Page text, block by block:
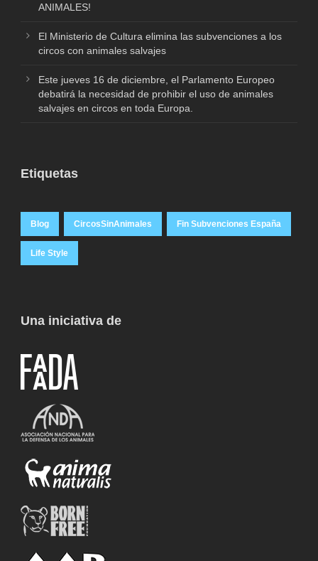
ANIMALES!
El Ministerio de Cultura elimina las subvenciones a los
circos con animales salvajes
Este jueves 16 de diciembre, el Parlamento Europeo
debatirá la necesidad de prohibir el uso de animales
salvajes en circos en toda Europa.
Etiquetas
Blog CircosSinAnimales Fin Subvenciones España
Life Style
Una iniciativa de